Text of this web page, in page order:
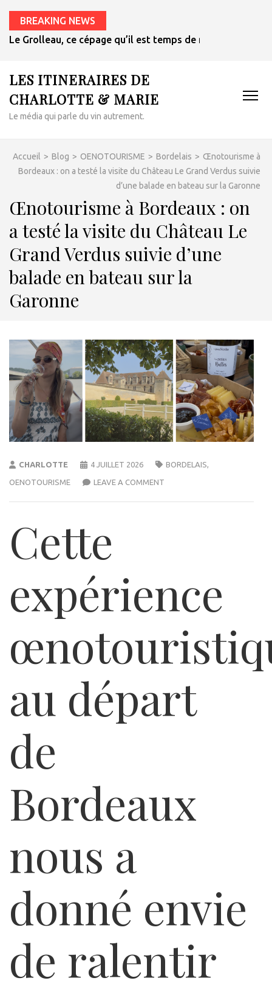
BREAKING NEWS
Et si le meilleur vin pour les plats épicés était un rosé de
LES ITINERAIRES DE
CHARLOTTE & MARIE
Le média qui parle du vin autrement.
Accueil > Blog > OENOTOURISME > Bordelais > Œnotourisme à
Bordeaux : on a testé la visite du Château Le Grand Verdus suivie
d’une balade en bateau sur la Garonne
Œnotourisme à Bordeaux : on
a testé la visite du Château Le
Grand Verdus suivie d’une
balade en bateau sur la
Garonne
CHARLOTTE 4 JUILLET 2026 BORDELAIS,
OENOTOURISME LEAVE A COMMENT
Cette
expérience
au départ
de
Bordeaux
nous a
donné envie
de ralentir